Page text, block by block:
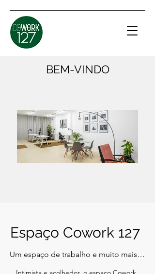
BEM-VINDO
Espaço Cowork 127
Um espaço de trabalho e muito mais…